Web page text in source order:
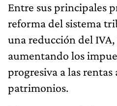
Entre sus principales
reforma del sistema
una reducción del
aumentando los
progresiva a las rentas
patrimonios.